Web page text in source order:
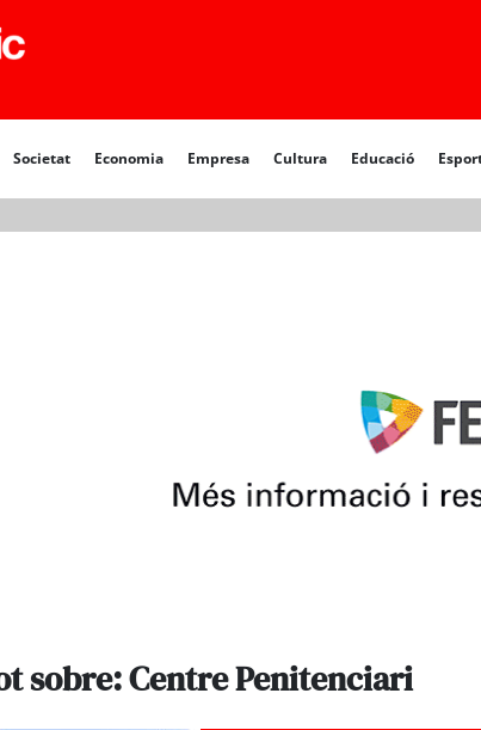
Societat Economia Empresa Cultura Educació
sobre: Centre Penitenciari